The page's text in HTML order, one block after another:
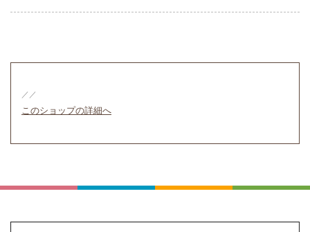
／／
このショップの詳細へ